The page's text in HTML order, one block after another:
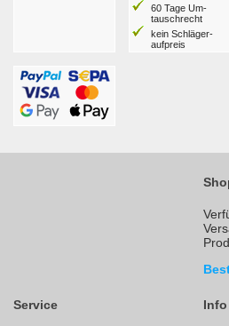
60 Tage Um­
tausch­recht
kein Schläger­
aufpreis
Service Info